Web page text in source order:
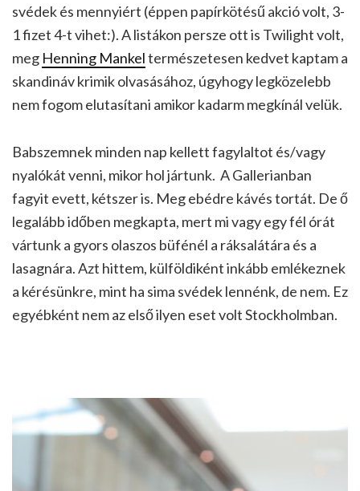
svédek és mennyiért (éppen papírkötésű akció volt, 3-
1 fizet 4-t vihet:). A listákon persze ott is Twilight volt,
meg Henning Mankeltermészetesen kedvet kaptam a
skandináv krimik olvasásához, úgyhogy legközelebb
nem fogom elutasítani amikor kadarm megkínál velük.
Babszemnek minden nap kellett fagylaltot és/vagy
nyalókát venni, mikor hol jártunk. A Gallerianban
fagyit evett, kétszer is. Meg ebédre kávés tortát. De ő
legalább időben megkapta, mert mi vagy egy fél órát
vártunk a gyors olaszos büfénél a ráksalátára és a
lasagnára. Azt hittem, külföldiként inkább emlékeznek
a kérésünkre, mint ha sima svédek lennénk, de nem. Ez
egyébként nem az első ilyen eset volt Stockholmban.